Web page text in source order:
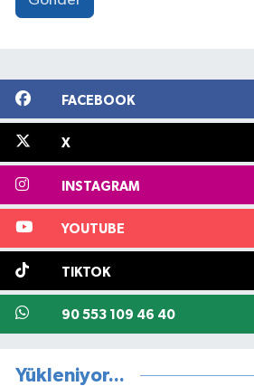
FACEBOOK
X
INSTAGRAM
YOUTUBE
TIKTOK
90 553 109 46 40
Yükleniyor...